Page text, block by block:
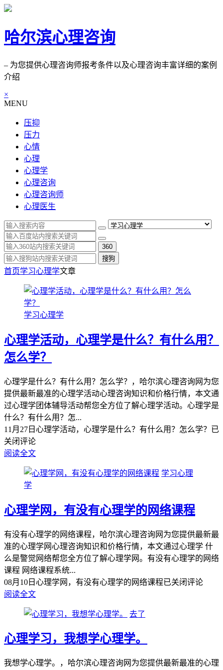
哈尔滨心理咨询
– 为您提供心理咨询师报考条件以及心理咨询丰富详细的案例
介绍
×
MENU
压抑
压力
心情
心理
心理学
心理咨询
心理咨询师
心理医生
360
搜狗
首页学习心理学文章
学习心理学
心理学活动，心理学是什么？有什么用？
怎么学？
心理学是什么？有什么用？怎么学？，哈尔滨心理咨询网为您
提供最新最准的心理学活动心理咨询知识和价格行情，本文通
过心理学团体辅导活动帮您全方位了解心理学活动。心理学是
什么？有什么用？怎...
11月27日 心理学活动，心理学是什么？有什么用？怎么学？ 已
关闭评论
阅读全文
学习心理
学
心理学网，有没有心理学的网络课程
有没有心理学的网络课程，哈尔滨心理咨询网为您提供最新最
准的心理学网心理咨询知识和价格行情，本文通过心理学 什
么是警觉网络帮您全方位了解心理学网。有没有心理学的网络
课程 网络课程系统...
08月10日 心理学网，有没有心理学的网络课程已关闭评论
阅读全文
去了
心理学习，我想学心理学。
我想学心理学。，哈尔滨心理咨询网为您提供最新最准的心理